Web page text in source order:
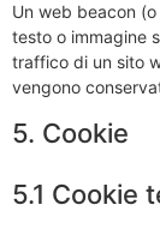
Un web beacon
testo o immagine
traffico di un sito
vengono
5. Cookie
5.1 Cookie